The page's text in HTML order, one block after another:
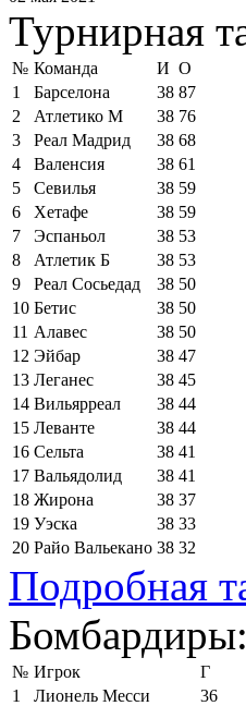
Турнирная
№ Команда И О
1
Барселона 38 87
2
Атлетико М 38 76
3
Реал Мадрид 38 68
4
Валенсия 38 61
5
Севилья 38 59
6
Хетафе 38 59
7
Эспаньол 38 53
8
Атлетик Б 38 53
9
Реал Сосьедад 38 50
10 Бетис 38 50
11 Алавес 38 50
12 Эйбар 38 47
13 Леганес 38 45
14 Вильярреал 38 44
15 Леванте 38 44
16 Сельта 38 41
17 Вальядолид 38 41
18 Жирона 38 37
19 Уэска 38 33
20 Райо Вальекано 38 32
Подробная
Бомбардиры:
№ Игрок
Г
1
Лионель Месси
36